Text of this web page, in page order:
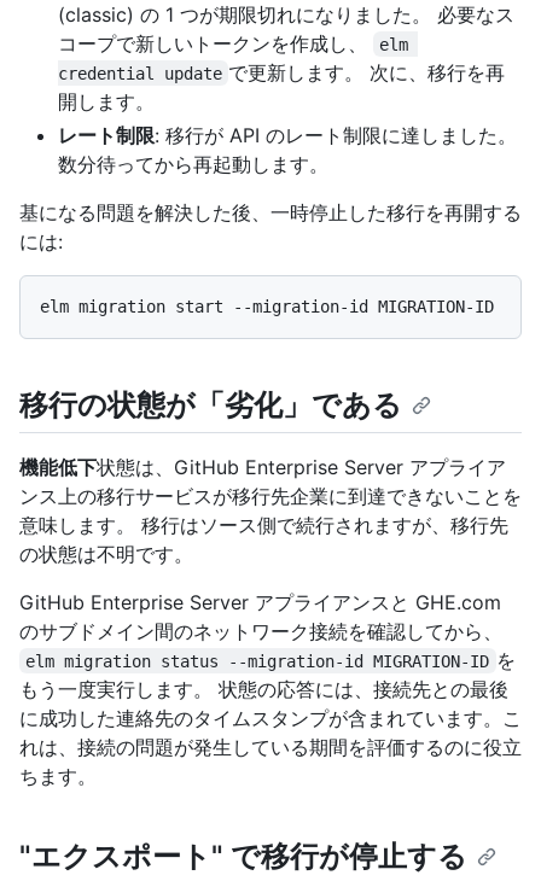
(classic) の 1 つが期限切れになりました。 必要なス
コープで新しいトークンを作成し、
elm
credential update で更新します。 次に、移行を再
開します。
レート制限: 移行が API のレート制限に達しました。
数分待ってから再起動します。
基になる問題を解決した後、一時停止した移行を再開する
には:
移行の状態が「劣化」である
機能低下状態は、GitHub Enterprise Server アプライア
ンス上の移行サービスが移行先企業に到達できないことを
意味します。 移行はソース側で続行されますが、移行先
の状態は不明です。
GitHub Enterprise Server アプライアンスと GHE.com
のサブドメイン間のネットワーク接続を確認してから、
elm migration status --migration-id MIGRATION-ID を
もう一度実行します。 状態の応答には、接続先との最後
に成功した連絡先のタイムスタンプが含まれています。こ
れは、接続の問題が発生している期間を評価するのに役立
ちます。
"エクスポート" で移行が停止する